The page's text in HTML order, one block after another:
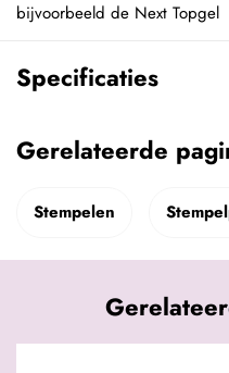
bijvoorbeeld de Next Topgel
Specificaties
Gerelateerde
Stempelen